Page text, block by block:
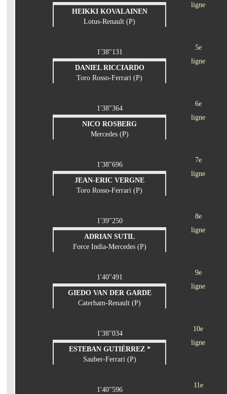
ligne
HEIKKI KOVALAINEN
Lotus-Renault (P)
5e
ligne
1'38"131
DANIEL RICCIARDO
Toro Rosso-Ferrari (P)
6e
ligne
1'38"364
NICO ROSBERG
Mercedes (P)
7e
ligne
1'38"696
JEAN-ERIC VERGNE
Toro Rosso-Ferrari (P)
8e
ligne
1'39"250
ADRIAN SUTIL
Force India-Mercedes (P)
9e
ligne
1'40"491
GIEDO VAN DER GARDE
Caterham-Renault (P)
10e
ligne
1'38"034
ESTEBAN GUTIÉRREZ *
Sauber-Ferrari (P)
11e
1'40"596